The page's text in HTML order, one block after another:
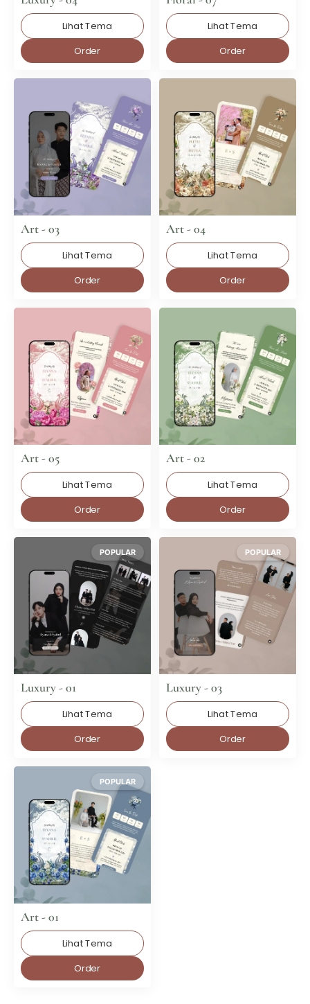
Lihat Tema
Order
Lihat Tema
Order
Art - 03
Lihat Tema
Order
Art - 04
Lihat Tema
Order
Art - 05
Lihat Tema
Order
Art - 02
Lihat Tema
Order
POPULAR
Luxury - 01
Lihat Tema
Order
POPULAR
Luxury - 03
Lihat Tema
Order
POPULAR
Art - 01
Lihat Tema
Order